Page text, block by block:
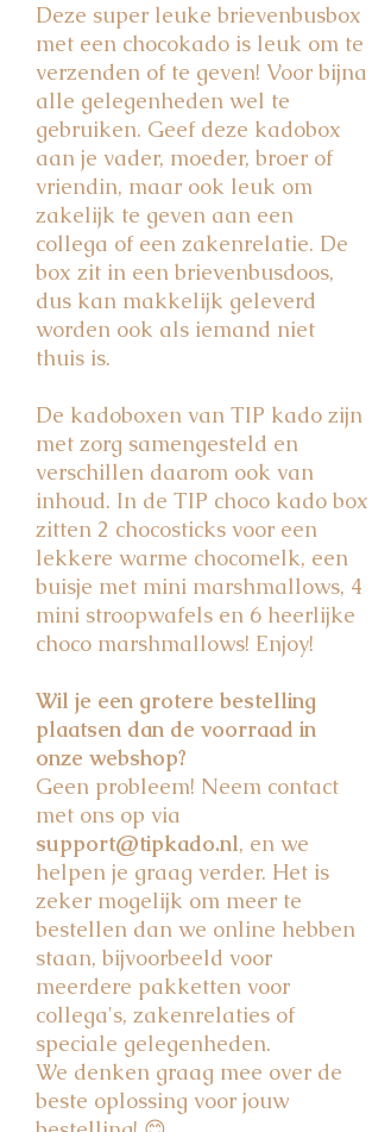
Deze super leuke brievenbusbox
met een chocokado is leuk om te
verzenden of te geven! Voor bijna
alle gelegenheden wel te
gebruiken. Geef deze kadobox
aan je vader, moeder, broer of
vriendin, maar ook leuk om
zakelijk te geven aan een
collega of een zakenrelatie. De
box zit in een brievenbusdoos,
dus kan makkelijk geleverd
worden ook als iemand niet
thuis is.
De kadoboxen van TIP kado zijn
met zorg samengesteld en
verschillen daarom ook van
inhoud. In de TIP choco kado box
zitten 2 chocosticks voor een
lekkere warme chocomelk, een
buisje met mini marshmallows, 4
mini stroopwafels en 6 heerlijke
choco marshmallows! Enjoy!
Wil je een grotere bestelling
plaatsen dan de voorraad in
onze webshop?
Geen probleem! Neem contact
met ons op via
support@tipkado.nl, en we
helpen je graag verder. Het is
zeker mogelijk om meer te
bestellen dan we online hebben
staan, bijvoorbeeld voor
meerdere pakketten voor
collega's, zakenrelaties of
speciale gelegenheden.
We denken graag mee over de
beste oplossing voor jouw